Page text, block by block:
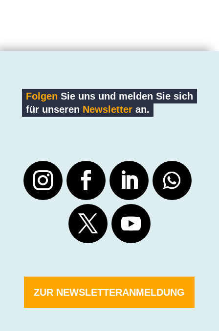
Folgen Sie uns und melden Sie sich
für unseren Newsletteran.
ZUR NEWSLETTERANMELDUNG